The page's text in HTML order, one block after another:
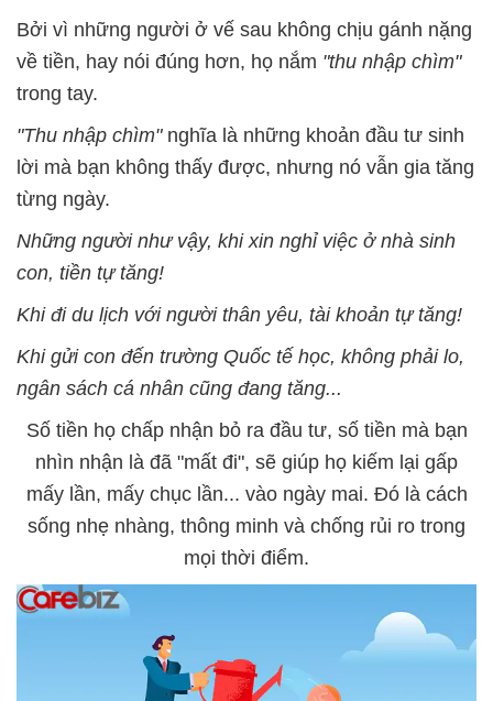
Bởi vì những người ở vế sau không chịu gánh nặng
về tiền, hay nói đúng hơn, họ nắm "thu nhập chìm"
trong tay.
"Thu nhập chìm"nghĩa là những khoản đầu tư sinh
lời mà bạn không thấy được, nhưng nó vẫn gia tăng
từng ngày.
Những người như vậy, khi xin nghỉ việc ở nhà sinh
con, tiền tự tăng!
Khi đi du lịch với người thân yêu, tài khoản tự tăng!
Khi gửi con đến trường Quốc tế học, không phải lo,
ngân sách cá nhân cũng đang tăng...
Số tiền họ chấp nhận bỏ ra đầu tư, số tiền mà bạn
nhìn nhận là đã "mất đi", sẽ giúp họ kiếm lại gấp
mấy lần, mấy chục lần... vào ngày mai. Đó là cách
sống nhẹ nhàng, thông minh và chống rủi ro trong
mọi thời điểm.